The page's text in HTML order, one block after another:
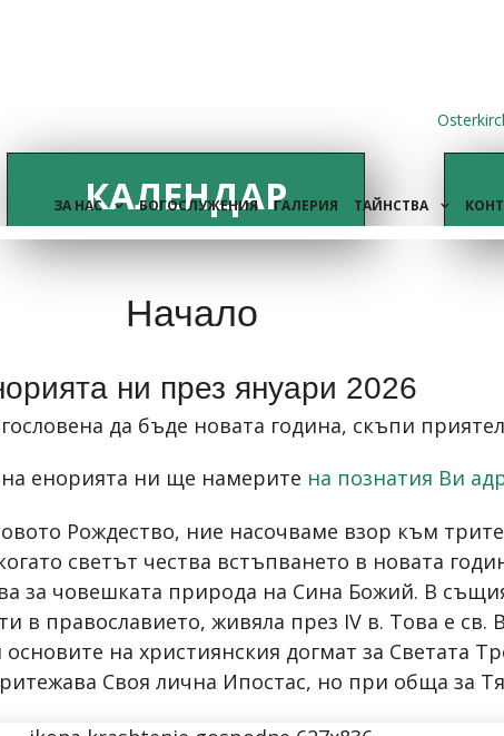
ЗА НАС БОГОСЛУЖЕНИЯ ГАЛЕРИЯ ТАЙНСТВА
КАЛЕНДАР
Начало
ни през януари 2026
да бъде новата година, скъпи
енорията ни ще намерите на познатия Ви
Рождество, ние насочваме взор към
светът чества встъпването в новата
за човешката природа на Сина Божий. В
в православието, живяла през IV в. Това е
на християнския догмат за Свeтата
Своя лична Ипостас, но при обща за